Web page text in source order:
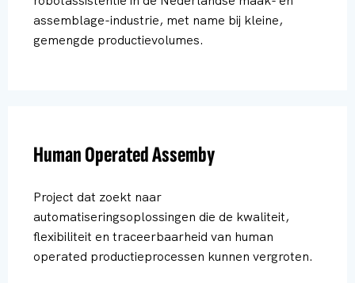
assemblage-industrie, met name bij kleine,
gemengde productievolumes.
Human Operated Assemby
Project dat zoekt naar
automatiseringsoplossingen die de kwaliteit,
flexibiliteit en traceerbaarheid van human
operated productieprocessen kunnen vergroten.